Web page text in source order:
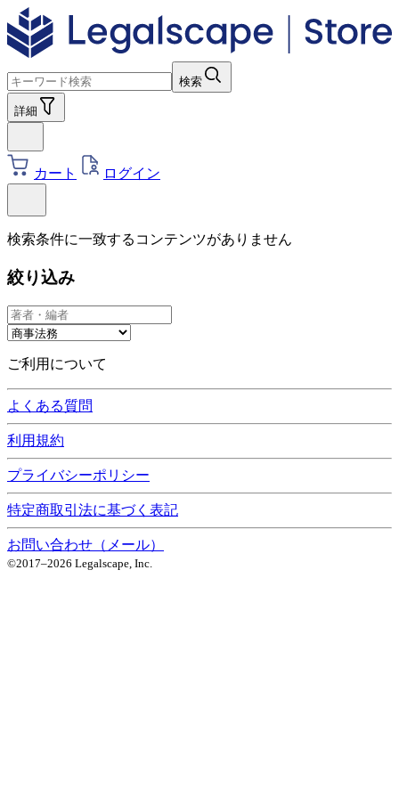
検索
詳細
カート ログイン
検索条件に一致するコンテンツがありません
絞り込み
ご利用について
よくある質問
利用規約
プライバシーポリシー
特定商取引法に基づく表記
お問い合わせ（メール）
©2017–2026 Legalscape, Inc.